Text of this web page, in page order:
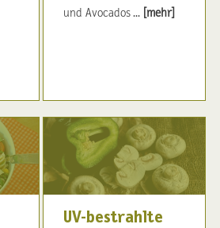
und Avocados ... [mehr]
UV-bestrahlte